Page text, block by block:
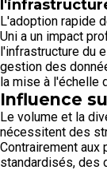
L'adoption rapide
Uni a un impact
l'infrastructure du
gestion des
la mise à l'échelle
Influence
Le volume et la
nécessitent des
Contrairement aux
standardisés, des